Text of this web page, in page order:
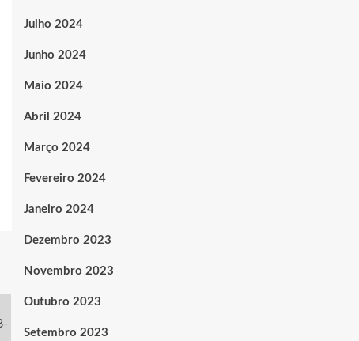
Julho 2024
Junho 2024
Maio 2024
Abril 2024
Março 2024
Fevereiro 2024
Janeiro 2024
Dezembro 2023
Novembro 2023
Outubro 2023
Setembro 2023